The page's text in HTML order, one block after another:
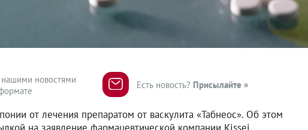
новостями
Есть новость? Присылайте »
от лечения препаратом от васкулита «Табнеос». Об этом
на заявление фармацевтической компании Kissei